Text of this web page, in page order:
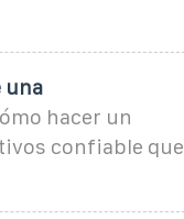
una
hacer un
confiable que